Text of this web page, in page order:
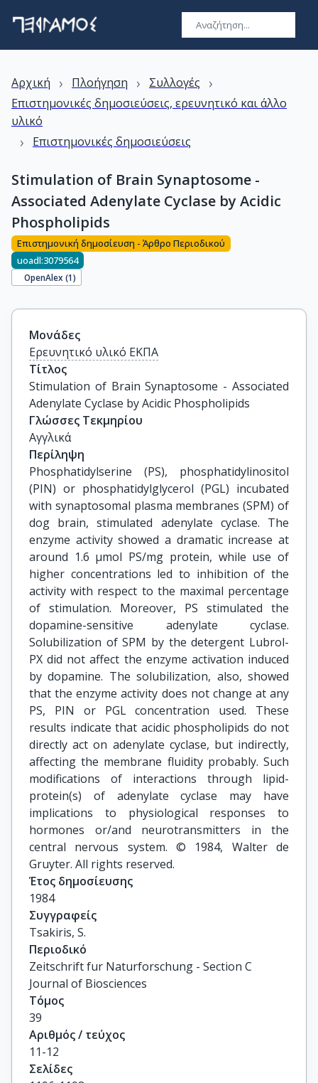
Αρχική › Πλοήγηση › Συλλογές ›
Επιστημονικές δημοσιεύσεις, ερευνητικό και άλλο
υλικό
› Επιστημονικές δημοσιεύσεις
Stimulation of Brain Synaptosome -
Associated Adenylate Cyclase by Acidic
Phospholipids
Επιστημονική δημοσίευση - Άρθρο Περιοδικού
uoadl:3079564
OpenAlex (1)
Μονάδες
Ερευνητικό υλικό ΕΚΠΑ
Τίτλος
Stimulation of Brain Synaptosome - Associated
Adenylate Cyclase by Acidic Phospholipids
Γλώσσες Τεκμηρίου
Αγγλικά
Περίληψη
Phosphatidylserine (PS), phosphatidylinositol
(PIN) or phosphatidylglycerol (PGL) incubated
with synaptosomal plasma membranes (SPM) of
dog brain, stimulated adenylate cyclase. The
enzyme activity showed a dramatic increase at
around 1.6 μmol PS/mg protein, while use of
higher concentrations led to inhibition of the
activity with respect to the maximal percentage
of stimulation. Moreover, PS stimulated the
dopamine-sensitive adenylate cyclase.
Solubilization of SPM by the detergent Lubrol-
PX did not affect the enzyme activation induced
by dopamine. The solubilization, also, showed
that the enzyme activity does not change at any
PS, PIN or PGL concentration used. These
results indicate that acidic phospholipids do not
directly act on adenylate cyclase, but indirectly,
affecting the membrane fluidity probably. Such
modifications of interactions through lipid-
protein(s) of adenylate cyclase may have
implications to physiological responses to
hormones or/and neurotransmitters in the
central nervous system. © 1984, Walter de
Gruyter. All rights reserved.
Έτος δημοσίευσης
1984
Συγγραφείς
Tsakiris, S.
Περιοδικό
Zeitschrift fur Naturforschung - Section C
Journal of Biosciences
Τόμος
39
Αριθμός / τεύχος
11-12
Σελίδες